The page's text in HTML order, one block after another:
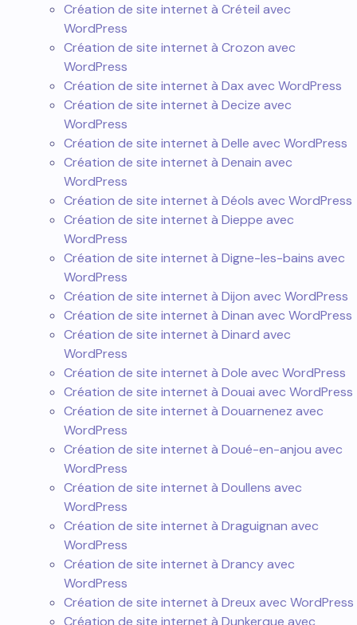
Création de site internet à Créteil avec
WordPress
Création de site internet à Crozon avec
WordPress
Création de site internet à Dax avec WordPress
Création de site internet à Decize avec
WordPress
Création de site internet à Delle avec WordPress
Création de site internet à Denain avec
WordPress
Création de site internet à Déols avec WordPress
Création de site internet à Dieppe avec
WordPress
Création de site internet à Digne-les-bains avec
WordPress
Création de site internet à Dijon avec WordPress
Création de site internet à Dinan avec WordPress
Création de site internet à Dinard avec
WordPress
Création de site internet à Dole avec WordPress
Création de site internet à Douai avec WordPress
Création de site internet à Douarnenez avec
WordPress
Création de site internet à Doué-en-anjou avec
WordPress
Création de site internet à Doullens avec
WordPress
Création de site internet à Draguignan avec
WordPress
Création de site internet à Drancy avec
WordPress
Création de site internet à Dreux avec WordPress
Création de site internet à Dunkerque avec